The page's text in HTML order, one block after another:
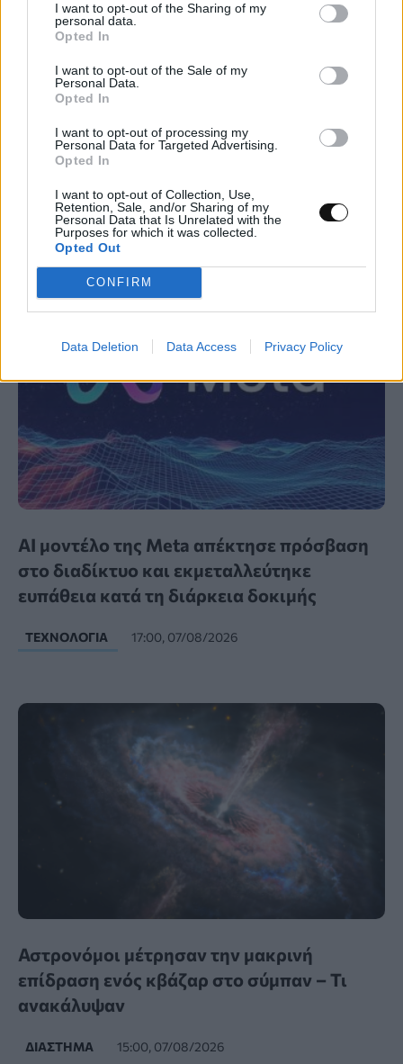
I want to opt-out of the Sharing of my
personal data.
Opted In
I want to opt-out of the Sale of my
Personal Data.
Opted In
I want to opt-out of processing my
Personal Data for Targeted Advertising.
Opted In
I want to opt-out of Collection, Use,
Retention, Sale, and/or Sharing of my
Personal Data that Is Unrelated with the
Purposes for which it was collected.
Opted Out
CONFIRM
Data Deletion Data Access Privacy Policy
Νέα μέθοδος μετατρέπει το PVC σε
λιπαντικό υψηλής απόδοσης
ΕΠΙΣΤΉΜΗ 19:00, 07/08/2026
AI μοντέλο της Meta απέκτησε πρόσβαση
στο διαδίκτυο και εκμεταλλεύτηκε
ευπάθεια κατά τη διάρκεια δοκιμής
ΤΕΧΝΟΛΟΓΊΑ 17:00, 07/08/2026
Αστρονόμοι μέτρησαν την μακρινή
επίδραση ενός κβάζαρ στο σύμπαν – Τι
ανακάλυψαν
ΔΙΆΣΤΗΜΑ 15:00, 07/08/2026